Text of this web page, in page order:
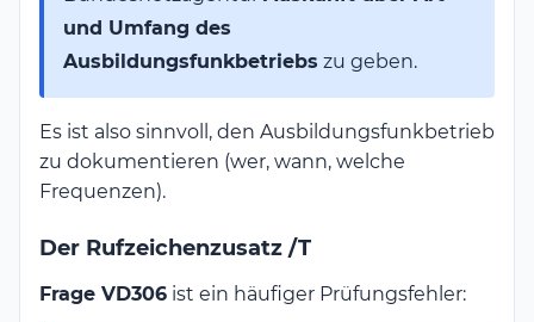
und Umfang des
Ausbildungsfunkbetriebs zu geben.
Es ist also sinnvoll, den Ausbildungsfunkbetrieb
zu dokumentieren (wer, wann, welche
Frequenzen).
Der Rufzeichenzusatz /T
Frage VD306 ist ein häufiger Prüfungsfehler: